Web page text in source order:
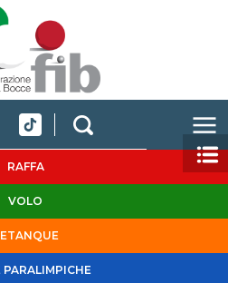
RAFFA
VOLO
PARALIMPICHE